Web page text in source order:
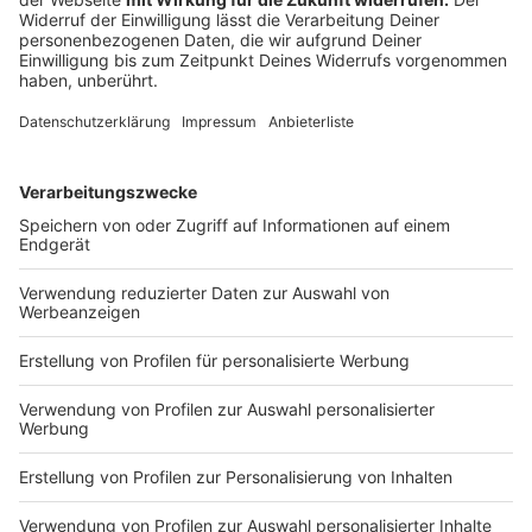
Anzeige
Mischung mit, die viele im Sommer suchen: Sand,
nach klassischem Seeausflug aussieht. Statt reinem
Natursee-Gefühl gibt es hier eher urbane Beach-Vibes
mit einer Kulisse, die sommerlich, lebendig und
das macht den Spot so interessant für alle, die am
See in NRW nicht nur baden oder sitzen, sondern auch
dieses besondere Strandgefühl mitnehmen wollen.
Wer rund um Essen einen See sucht, der sich anders
anfühlt als die typische Badestelle, findet mit Seaside
Beach am Baldeneysee definitiv eine auffällige
Adresse.
Match, wenn ihr auf Strandatmosphäre, urbanes